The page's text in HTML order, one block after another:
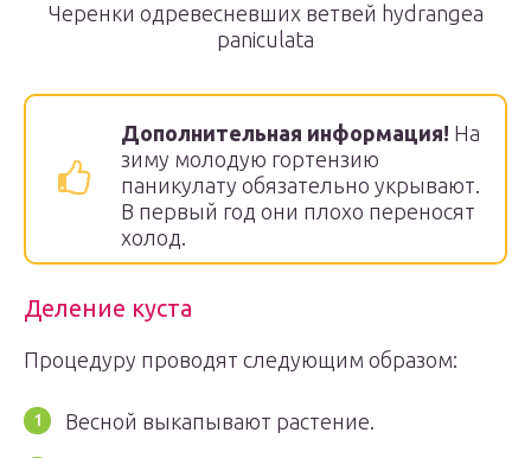
Черенки одревесневших ветвей hydrangea
paniculata
Дополнительная информация! На
зиму молодую гортензию
паникулату обязательно укрывают.
В первый год они плохо переносят
холод.
Деление куста
Процедуру проводят следующим образом:
Весной выкапывают растение.